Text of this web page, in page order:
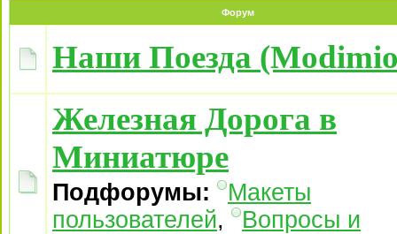
Форум
Наши Поезда
Железная Дорога в
Миниатюре
Подфорумы:
Макеты
пользователей,
Вопросы и